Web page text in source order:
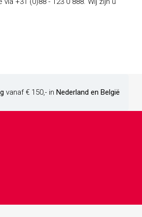
vanaf € 150,- in Nederland en België